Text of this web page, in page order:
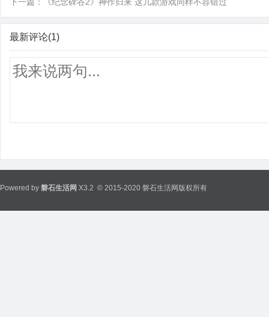
最新评论(1)
Powered by 磐石生活网 X3.2 © 2015-2020 磐石生活网版权所有